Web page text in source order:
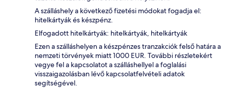
A szálláshely a következő fizetési módokat fogadja el:
hitelkártyák és készpénz.
Elfogadott hitelkártyák: hitelkártyák, hitelkártyák
Ezen a szálláshelyen a készpénzes tranzakciók felső határa a
nemzeti törvények miatt 1000 EUR. További részletekért
vegye fel a kapcsolatot a szálláshellyel a foglalási
visszaigazolásban lévő kapcsolatfelvételi adatok
segítségével.